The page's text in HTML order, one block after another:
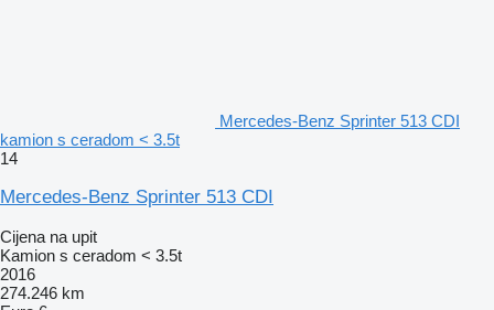
Mercedes-Benz Sprinter 513 CDI
kamion s ceradom < 3.5t
14
Mercedes-Benz Sprinter 513 CDI
Cijena na upit
Kamion s ceradom < 3.5t
2016
274.246 km